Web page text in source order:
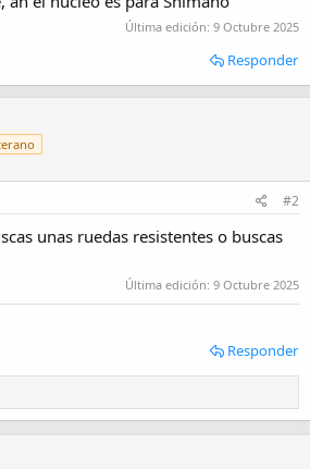
Última edición: 9 Octubre 2025
Responder
#2
unas ruedas resistentes o buscas
Última edición: 9 Octubre 2025
Responder